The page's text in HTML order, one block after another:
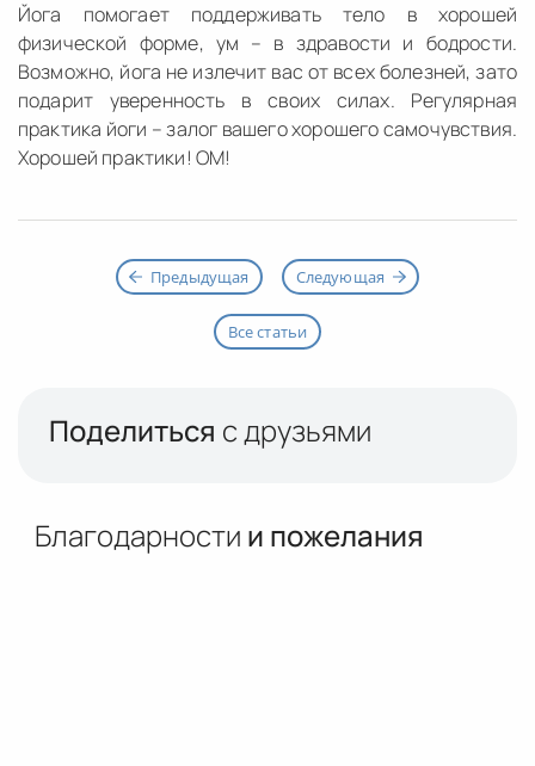
Йога помогает поддерживать тело в хорошей
физической форме, ум – в здравости и бодрости.
Возможно, йога не излечит вас от всех болезней, зато
подарит уверенность в своих силах. Регулярная
практика йоги – залог вашего хорошего самочувствия.
Хорошей практики! ОМ!
Предыдущая Следующая
Все статьи
Поделиться с друзьями
Благодарности и пожелания